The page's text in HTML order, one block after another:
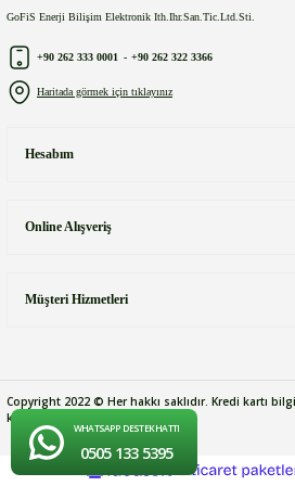
GoFiS Enerji Bilişim Elektronik Ith.Ihr.San.Tic.Ltd.Sti.
+90 262 333 0001 - +90 262 322 3366
Haritada görmek için tıklayınız
Hesabım
Online Alışveriş
Müşteri Hizmetleri
Copyright 2022 © Her hakkı saklıdır. Kredi kartı
korunmaktadır.
WHATSAPP DESTEK HATTI
0505 133 5395
ideasoft